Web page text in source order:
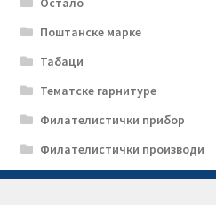
Поштанске марке
Табаци
Тематске гарнитуре
Филателистички прибор
Филателистички производи